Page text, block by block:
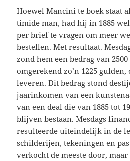
Hoewel Mancini te boek staat
timide man, had hij in 1885
per brief te vragen om meer
bestellen. Met resultaat.
zond hem een bedrag van
omgerekend zo’n 1225
leveren. Dit bedrag stond
jaarinkomen van een
van een deal die van 1885 tot
blijven bestaan. Mesdags
resulteerde uiteindelijk in de
schilderijen, tekeningen en
verkocht de meeste door,